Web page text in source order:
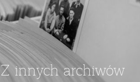
Z innych archiwów